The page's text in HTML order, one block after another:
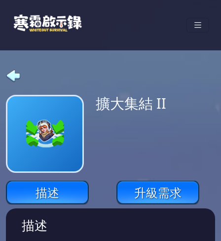
擴大集結 II
描述 升級需求
描述